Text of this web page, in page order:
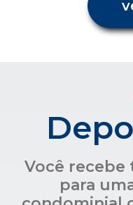
condominial